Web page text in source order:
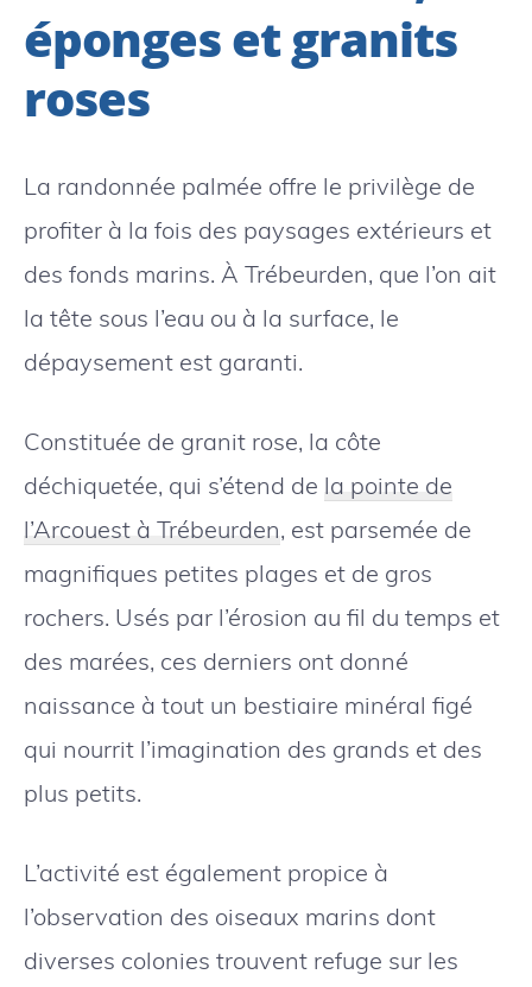
éponges et granits
roses
La randonnée palmée offre le privilège de
profiter à la fois des paysages extérieurs et
des fonds marins. À Trébeurden, que l’on ait
la tête sous l’eau ou à la surface, le
dépaysement est garanti.
Constituée de granit rose, la côte
déchiquetée, qui s’étend de la pointe de
l’Arcouest à Trébeurden, est parsemée de
magnifiques petites plages et de gros
rochers. Usés par l’érosion au fil du temps et
des marées, ces derniers ont donné
naissance à tout un bestiaire minéral figé
qui nourrit l’imagination des grands et des
plus petits.
L’activité est également propice à
l’observation des oiseaux marins dont
diverses colonies trouvent refuge sur les